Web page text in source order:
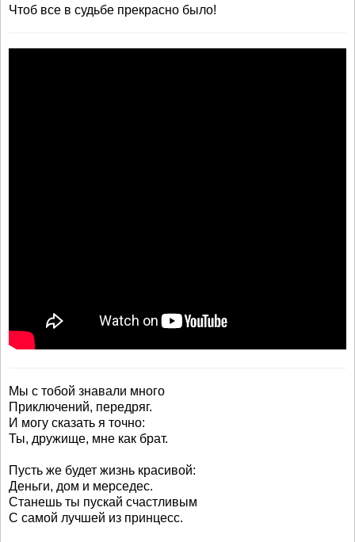
Чтоб все в судьбе прекрасно было!
Мы с тобой знавали много
Приключений, передряг.
И могу сказать я точно:
Ты, дружище, мне как брат.
Пусть же будет жизнь красивой:
Деньги, дом и мерседес.
Станешь ты пускай счастливым
С самой лучшей из принцесс.